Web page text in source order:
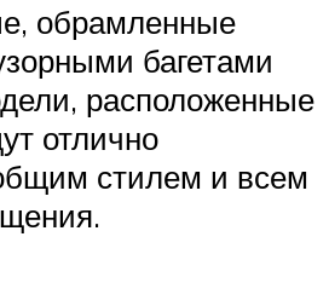
обрамленные
багетами
расположенные
отлично
стилем и всем